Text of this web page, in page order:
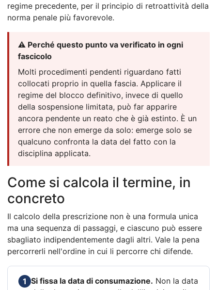
regime precedente, per il principio di retroattività della
norma penale più favorevole.
⚠️ Perché questo punto va verificato in ogni
fascicolo
Molti procedimenti pendenti riguardano fatti
collocati proprio in quella fascia. Applicare il
regime del blocco definitivo, invece di quello
della sospensione limitata, può far apparire
ancora pendente un reato che è già estinto. È un
errore che non emerge da solo: emerge solo se
qualcuno confronta la data del fatto con la
disciplina applicata.
Come si calcola il termine, in
concreto
Il calcolo della prescrizione non è una formula unica
ma una sequenza di passaggi, e ciascuno può essere
sbagliato indipendentemente dagli altri. Vale la pena
percorrerli nell'ordine in cui li percorre chi difende.
1 Si fissa la data di consumazione. Non la data